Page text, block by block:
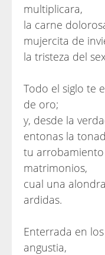
multiplicara,
la carne
mujercita de
la tristeza del
Todo el siglo te
de oro;
y, desde la
entonas la
tu
matrimonios,
cual una
ardidas.
Enterrada en
angustia,